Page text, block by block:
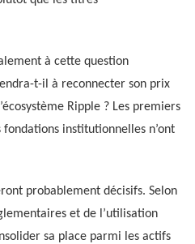
à cette question
t-il à reconnecter son prix
Ripple ? Les premiers
institutionnelles n’ont
probablement décisifs. Selon
et de l’utilisation
sa place parmi les actifs